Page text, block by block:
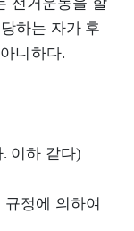
하는 자가 후
니하다.
이하 같다)
정에 의하여